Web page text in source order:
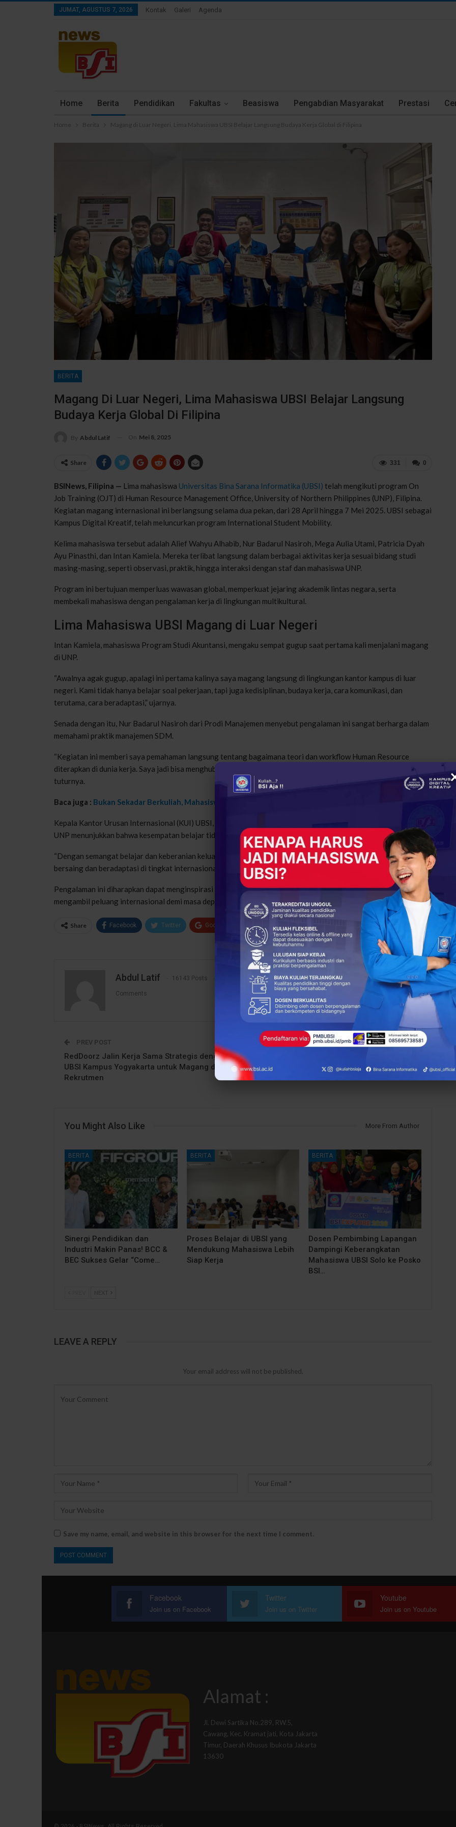
JUMAT, AGUSTUS 7, 2026 Kontak Galeri Agenda
Home Berita Pendidikan Fakultas Beasiswa Pengabdian Masyarakat Prestasi
Home Berita Magang di Luar Negeri, Lima Mahasiswa UBSI Belajar Langsung Budaya Kerja Global di Filipina
BERITA
Magang Di Luar Negeri, Lima Mahasiswa UBSI Belajar Langsung
Budaya Kerja Global Di Filipina
By Abdul Latif On Mei 8, 2025
0
331
Share
BSINews, Filipina — Lima mahasiswa Universitas Bina Sarana Informatika (UBSI) telah mengikuti program On
Job Training (OJT) di Human Resource Management Office, University of Northern Philippines (UNP), Filipina.
Kegiatan magang internasional ini berlangsung selama dua pekan, dari 28 April hingga 7 Mei 2025. UBSI sebagai
Kampus Digital Kreatif, telah meluncurkan program International Student Mobility.
Kelima mahasiswa tersebut adalah Alief Wahyu Alhabib, Nur Badarul Nasiroh, Mega Aulia Utami, Patricia Dyah
Ayu Pinasthi, dan Intan Kamiela. Mereka terlibat langsung dalam berbagai aktivitas kerja sesuai bidang studi
masing-masing, seperti observasi, praktik, hingga interaksi dengan staf dan mahasiswa UNP.
Program ini bertujuan memperluas wawasan global, memperkuat jejaring akademik lintas negara, serta
membekali mahasiswa dengan pengalaman kerja di lingkungan multikultural.
Lima Mahasiswa UBSI Magang di Luar Negeri
Intan Kamiela, mahasiswa Program Studi Akuntansi, mengaku sempat gugup saat pertama kali menjalani magang
di UNP.
“Awalnya agak gugup, apalagi ini pertama kalinya saya magang langsung di lingkungan kantor kampus di luar
negeri. Kami tidak hanya belajar soal pekerjaan, tapi juga kedisiplinan, budaya kerja, cara komunikasi, dan
terutama, cara beradaptasi,” ujarnya.
Senada dengan itu, Nur Badarul Nasiroh dari Prodi Manajemen menyebut pengalaman ini sangat berharga dalam
memahami praktik manajemen SDM.
“Kegiatan ini memberi saya pemahaman langsung tentang bagaimana teori dan workflow Human Resource
diterapkan di dunia kerja. Saya jadi bisa menghubungkan ilmu yang dipelajari di kampus dengan praktik nyata,”
tuturnya.
Baca juga : Bukan Sekadar Berkuliah, Mahasiswa Indonesia ini Bikin Filipina Jadi Rumah Kedua!
Kepala Kantor Urusan Internasional (KUI) UBSI, Jimmi, menyampaikan bahwa pengalaman mahasiswa UBSI di
UNP menunjukkan bahwa kesempatan belajar tidak dibatasi oleh batas negara.
“Dengan semangat belajar dan keberanian keluar dari zona nyaman, mahasiswa UBSI membuktikan mampu
bersaing dan beradaptasi di tingkat internasional,” jelasnya.
Pengalaman ini diharapkan dapat menginspirasi mahasiswa lainnya untuk terus bermimpi besar dan tidak ragu
mengambil peluang internasional demi masa depan yang lebih cerah.
0
331
Share Facebook Twitter Google+ ReddIt
Abdul Latif 16143 Posts
Comments
PREV POST
RedDoorz Jalin Kerja Sama Strategis dengan
UBSI Kampus Yogyakarta untuk Magang dan
Rekrutmen
NEXT POST
UBSI Edukasi Ibu-Ibu PKK RW 012 Cibubur
You Might Also Like More From Author
BERITA
Sinergi Pendidikan dan
Industri Makin Panas! BCC &
BEC Sukses Gelar “Come…
BERITA
Proses Belajar di UBSI yang
Mendukung Mahasiswa Lebih
Siap Kerja
BERITA
Dosen Pembimbing Lapangan
Dampingi Keberangkatan
Mahasiswa UBSI Solo ke Posko
BSI…
NEXT
LEAVE A REPLY
Your email address will not be published.
Save my name, email, and website in this browser for the next time I comment.
Facebook
Join us on Facebook
Twitter
Join us on Twitter
Youtube
Join us on Youtube
Alamat :
Jl. Dewi Sartika No.289, RW.5,
Cawang, Kec. Kramat jati, Kota Jakarta
Timur, Daerah Khusus Ibukota Jakarta
13630